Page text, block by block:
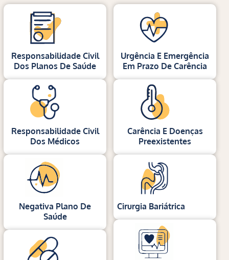
Responsabilidade Civil
Dos Planos De Saúde
Responsabilidade Civil
Dos Médicos
Negativa Plano De
Saúde
Urgência E Emergência
Em Prazo De Carência
Carência E Doenças
Preexistentes
Cirurgia Bariátrica